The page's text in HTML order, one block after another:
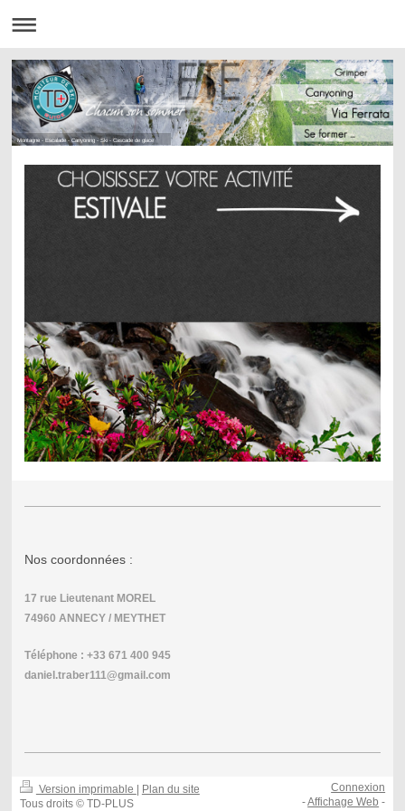
Montagne - Escalade - Canyoning - Ski - Cascade de glace
Nos coordonnées :
17 rue Lieutenant MOREL
74960 ANNECY / MEYTHET
Téléphone : +33 671 400 945
daniel.traber111@gmail.com
Version imprimable
Plan du site
Tous droits © TD-PLUS
Connexion
-Affichage Web -